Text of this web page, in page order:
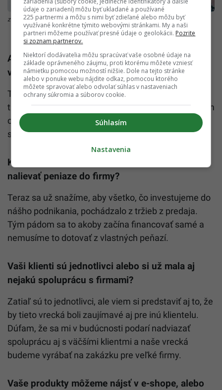
zdroj: Lucia Rumanova
Ako to bolo z rozbehom vašej firmy, mala si
vlastný kapitál?
Tým, že na začiatok sme potrebovali len pár stoviek,
tak som si to vedela financovať aj ja sama. Vždy som
chcela mať aj svoj vlastný projekt a tak som si to zo
svojich nasporených peňazí rozbehla.
Keď už máš rozbeh za sebou, musíte stále
nalievať peniaze do firmy?
Teraz sa už snažíme, aby všetko, čo investujeme do
nášho podnikania, pochádzalo z tržieb z predaja.
Tým pádom sa to akoby začína financovať samé a
nemusíme to dotovať z vlastných peňazí.
Vaši klienti sú jednotlivci alebo si už mala aj
nejakú spoluprácu s firmami?
Zatiaľ sú to jednotlivci, ale viem si predstaviť aj to, že
by tieto vrecká boli zaujímavé aj pre inú klientelu.
Dúfam, že sa mi v budúcnosti podarí nadviazať
spoluprácu aj s väčšími klientmi a naše vrecká
budeme vyrábať na zakázku pre veľké firmy.
Vaše produkty môžeme nájsť v e-shope, alebo
údaje o zariadení) môžu byť ukladané a používané
225 partnermi a môžu s nimi byť zdieľané alebo môžu byť
využívané konkrétne týmito webovými stránkami. My a naši
partneri môžeme používať presné údaje o geolokácii. Pozrite
si zoznam partnerov.
Niektorí dodávatelia môžu spracúvať vaše osobné údaje na
základe oprávneného záujmu, proti ktorému môžete vzniesť
námietku pomocou možností nižšie. Dole na tejto stránke
alebo v ponuke webu nájdite odkaz, pomocou ktorého
môžete spravovať alebo odvolať súhlas v nastaveniach
ochrany súkromia a súborov cookie.
Súhlasím
Nastavenia